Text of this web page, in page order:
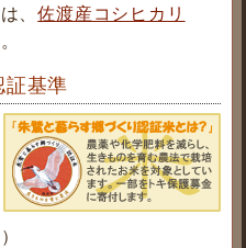
、佐渡産コシヒカリ
証基準